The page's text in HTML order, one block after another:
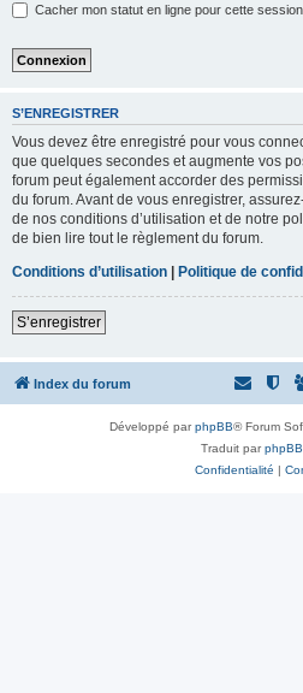
Cacher mon statut en ligne pour cette session
S’ENREGISTRER
Vous devez être enregistré pour vous
que quelques secondes et augmente vos
forum peut également accorder des
du forum. Avant de vous enregistrer,
de nos conditions d’utilisation et de notre
de bien lire tout le règlement du forum.
Conditions d’utilisation | Politique de
S’enregistrer
Index du forum
Développé parphpBB® Forum
Traduit par
Confidentialité |